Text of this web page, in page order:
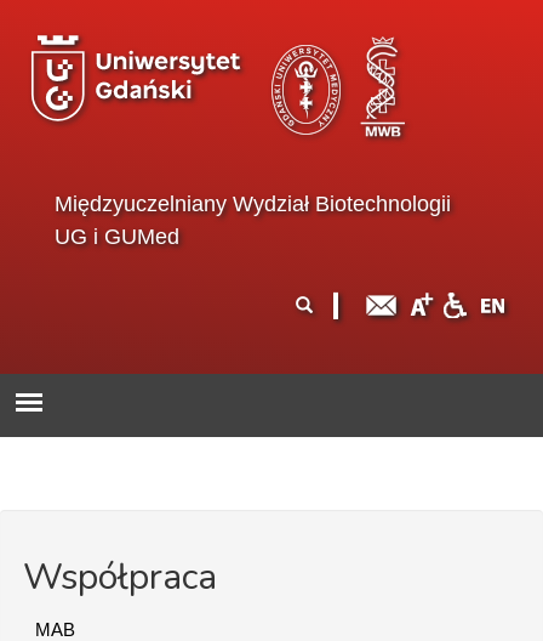
Międzyuczelniany Wydział Biotechnologii
UG i GUMed
wyszukiwania
Współpraca
MAB